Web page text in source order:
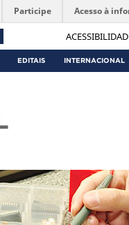
Participe Acesso à
EDITAIS INTERNACIONAL